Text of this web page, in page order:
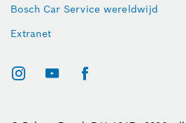
Bosch Car Service wereldwijd
Extranet